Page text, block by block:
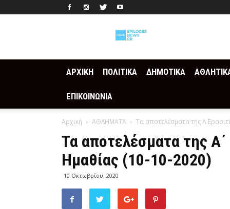
ΑΡΧΙΚΗ ΠΟΛΙΤΙΚΑ ΔΗΜΟΤΙΚΑ
ΕΠΙΚΟΙΝΩΝΙΑ
Αρχική ΑΘΛΗΜΑΤΑ Τα αποτελέσματα της Α΄
Τα αποτελέσματα της
Ημαθίας (10-10-2020)
10 Οκτωβρίου, 2020